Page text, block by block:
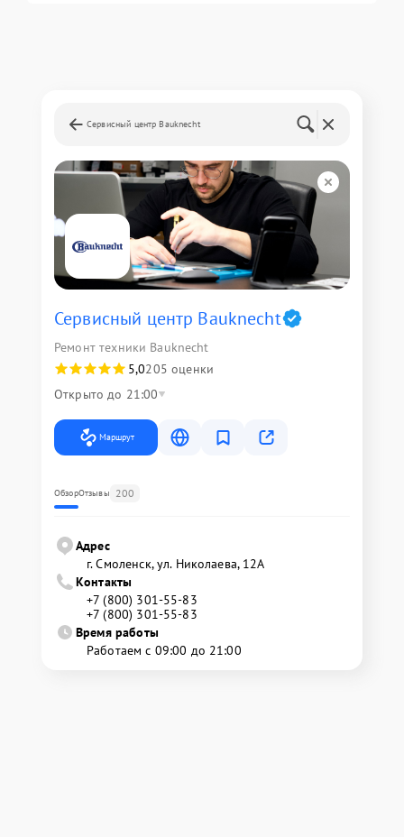
Сервисный центр Bauknecht
Сервисный центр Bauknecht
Ремонт техники Bauknecht
5,0205 оценки
Открыто до 21:00
Маршрут
ОбзорОтзывы 200
Адрес
г. Смоленск, ул. Николаева, 12А
Контакты
+7 (800) 301-55-83
+7 (800) 301-55-83
Время работы
Работаем с 09:00 до 21:00